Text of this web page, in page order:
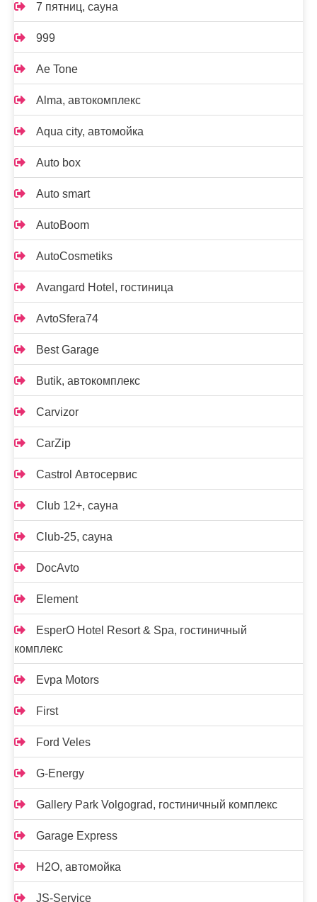
7 пятниц, сауна
999
Ae Tone
Alma, автокомплекс
Aqua city, автомойка
Auto box
Auto smart
AutoBoom
AutoCosmetiks
Avangard Hotel, гостиница
AvtoSfera74
Best Garage
Butik, автокомплекс
Carvizor
CarZip
Castrol Автосервис
Club 12+, сауна
Club-25, сауна
DocAvto
Element
EsperO Hotel Resort & Spa, гостиничный
комплекс
Evpa Motors
First
Ford Veles
G-Energy
Gallery Park Volgograd, гостиничный комплекс
Garage Express
H2O, автомойка
JS-Service